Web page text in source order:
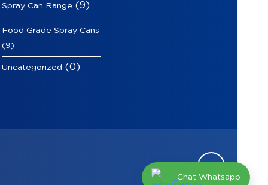
Spray Can Range (9)
Food Grade Spray Cans
(9)
Uncategorized (0)
Chat Whatsapp